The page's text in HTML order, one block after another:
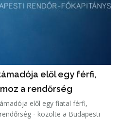
elől egy férfi,
a rendőrség
elől egy fiatal férfi,
- közölte a Budapesti